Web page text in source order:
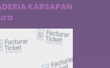
KARSAPAN